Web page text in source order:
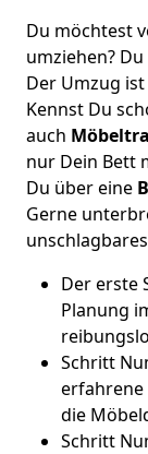
Du möchtest
umziehen?
Der Umzug
Kennst Du
auch
nur Dein Bett
Du über eine
Gerne
Der erste
Planung
Schritt
erfahrene
die
Schritt